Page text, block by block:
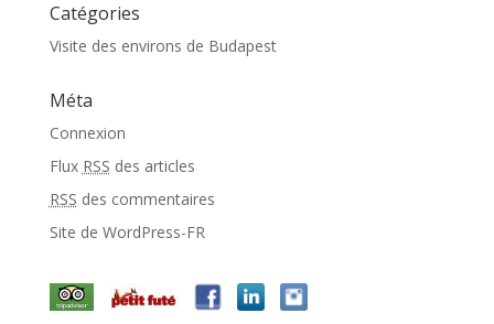
Catégories
Visite des environs de Budapest
Méta
Connexion
Flux RSS des articles
RSS des commentaires
Site de WordPress-FR